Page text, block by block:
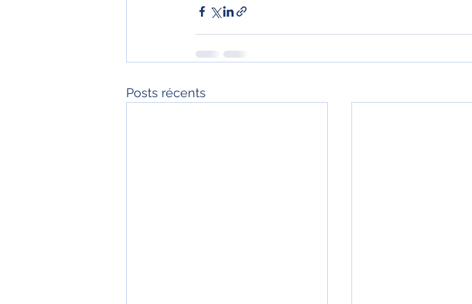
Posts récents